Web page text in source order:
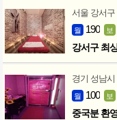
서울 강서구
월 190 보
경기 성남시
월 100 보